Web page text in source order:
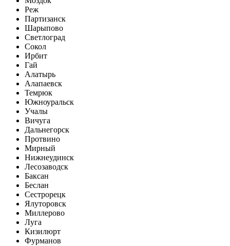
Реж
Партизанск
Шарыпово
Светлоград
Сокол
Ирбит
Гай
Алатырь
Алапаевск
Темрюк
Южноуральск
Учалы
Вичуга
Дальнегорск
Протвино
Мирный
Нижнеудинск
Лесозаводск
Баксан
Беслан
Сестрорецк
Ялуторовск
Миллерово
Луга
Кизилюрт
Фурманов